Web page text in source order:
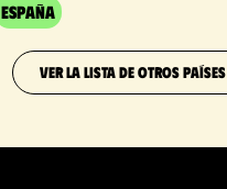
España
VER LA LISTA DE OTROS PAÍSES